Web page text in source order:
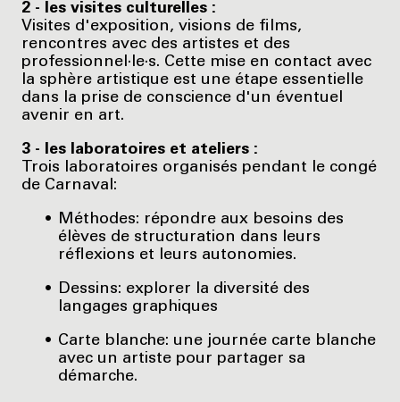
2 - les visites culturelles :
Visites d'exposition, visions de films,
rencontres avec des artistes et des
professionnel·le·s. Cette mise en contact avec
la sphère artistique est une étape essentielle
dans la prise de conscience d'un éventuel
avenir en art.
3 - les laboratoires et ateliers :
Trois laboratoires organisés pendant le congé
de Carnaval:
Méthodes: répondre aux besoins des
élèves de structuration dans leurs
réflexions et leurs autonomies.
Dessins: explorer la diversité des
langages graphiques
Carte blanche: une journée carte blanche
avec un artiste pour partager sa
démarche.